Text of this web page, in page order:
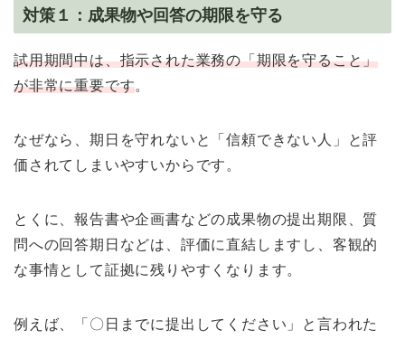
対策１：成果物や回答の期限を守る
試用期間中は、指示された業務の「期限を守ること」
が非常に重要です。
なぜなら、期日を守れないと「信頼できない人」と評
価されてしまいやすいからです。
とくに、報告書や企画書などの成果物の提出期限、質
問への回答期日などは、評価に直結しますし、客観的
な事情として証拠に残りやすくなります。
例えば、「〇日までに提出してください」と言われた